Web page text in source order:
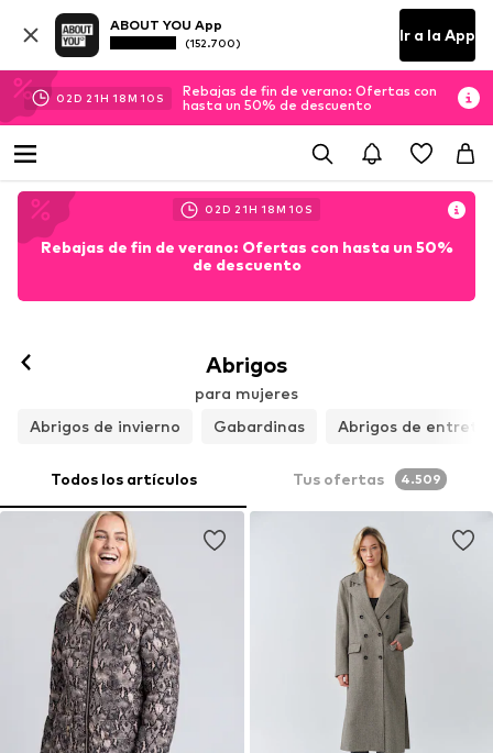
ABOUT YOU App
(152.700) Ir a la App
02D 21H 18M 08 S
Rebajas de fin de verano: Ofertas con
hasta un 50% de descuento
02D 21H 18M 08 S
Rebajas de fin de verano: Ofertas con hasta un 50%
de descuento
Abrigos
para mujeres
Abrigos de invierno
Gabardinas Abrigos de
Todos los artículos Tus ofertas 4.509